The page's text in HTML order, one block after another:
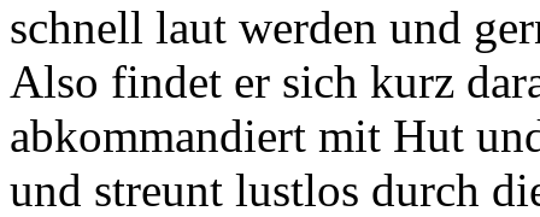
schnell laut werden und
Also findet er sich kurz
abkommandiert mit Hut
und streunt lustlos durch